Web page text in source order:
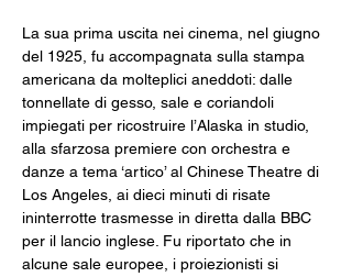
La sua prima uscita nei cinema, nel giugno
del 1925, fu accompagnata sulla stampa
americana da molteplici aneddoti: dalle
tonnellate di gesso, sale e coriandoli
impiegati per ricostruire l’Alaska in studio,
alla sfarzosa premiere con orchestra e
danze a tema ‘artico’ al Chinese Theatre di
Los Angeles, ai dieci minuti di risate
ininterrotte trasmesse in diretta dalla BBC
per il lancio inglese. Fu riportato che in
alcune sale europee, i proiezionisti si